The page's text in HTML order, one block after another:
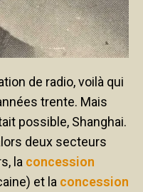
de radio, voilà qui
trente. Mais
possible, Shanghai.
deux secteurs
la concession
et la concession